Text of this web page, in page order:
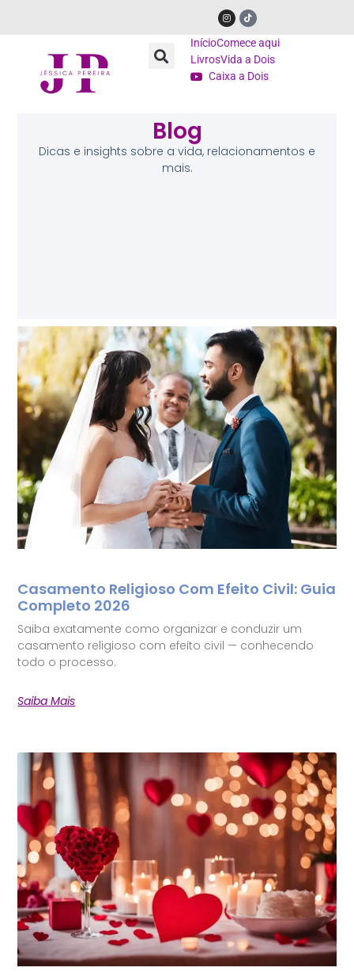
InícioComece aqui
LivrosVida a Dois
Caixa a Dois
Blog
Dicas e insights sobre a vida, relacionamentos e
mais.
Casamento Religioso Com Efeito Civil: Guia
Completo 2026
Saiba exatamente como organizar e conduzir um
casamento religioso com efeito civil — conhecendo
todo o processo.
Saiba Mais